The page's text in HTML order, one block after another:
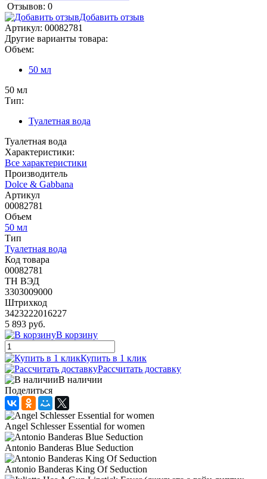
Отзывов: 0
Добавить отзыв
Артикул: 00082781
Другие варианты товара:
Объем:
50 мл
50 мл
Тип:
Туалетная вода
Туалетная вода
Характеристики:
Все характеристики
Производитель
Dolce & Gabbana
Артикул
00082781
Объем
50 мл
Тип
Туалетная вода
Код товара
00082781
ТН ВЭД
3303009000
Штрихкод
3423222016227
5 893 руб.
В корзину
Купить в 1 клик
Рассчитать доставку
В наличии
Поделиться
Angel Schlesser Essential for women
Antonio Banderas Blue Seduction
Antonio Banderas King Of Seduction